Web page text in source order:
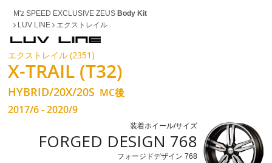
M'z SPEED EXCLUSIVE ZEUS Body Kit
LUV LINE エクストレイル
エクストレイル (2351)
X-TRAIL (T32)
HYBRID/20X/20S MC後
2017/6 - 2020/9
装着ホイール/サイズ
FORGED DESIGN 768
フォージドデザイン 768